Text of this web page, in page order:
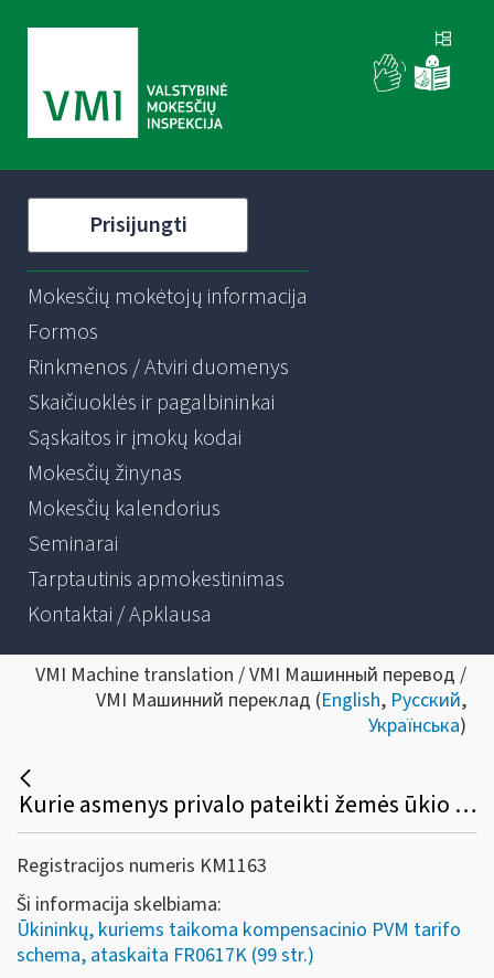
Prisijungti
Mokesčių mokėtojų informacija
Formos
Rinkmenos / Atviri duomenys
Skaičiuoklės ir pagalbininkai
Sąskaitos ir įmokų kodai
Mokesčių žinynas
Mokesčių kalendorius
Seminarai
Tarptautinis apmokestinimas
Kontaktai / Apklausa
VMI Machine translation / VMI Машинный перевод /
VMI Машинний переклад (English, Русский,
Українська)
Kurie asmenys privalo pateikti žemės ūkio produkcijos ir / ar paslaugų pirkimo iš ūkininkų, kuriems taikoma kompensacinio pridėtinės vertės mokesčio tarifo schema, ataskaitą (FR0617K)?
Registracijos numeris KM1163
Ši informacija skelbiama:
Ūkininkų, kuriems taikoma kompensacinio PVM tarifo
schema, ataskaita FR0617K (99 str.)